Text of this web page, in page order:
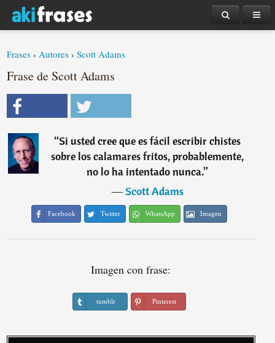
Frases ›Autores ›Scott Adams
Frase de Scott Adams
“Si usted cree que es fácil escribir chistes
sobre los calamares fritos, probablemente,
no lo ha intentado nunca.”
―Scott Adams
Facebook Twitter WhatsApp Imagen
Imagen con frase:
tumblr Pinterest